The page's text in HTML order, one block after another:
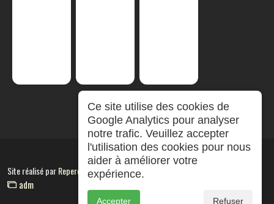
Site réalisé parRepereCom
adm
Ce site utilise des cookies de
Google Analytics pour analyser
notre trafic. Veuillez accepter
l'utilisation des cookies pour nous
aider à améliorer votre
expérience.
Accepter Refuser